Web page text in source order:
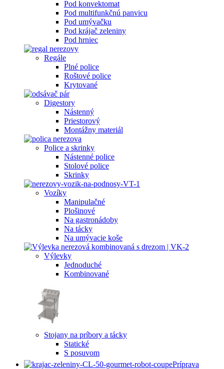
Pod konvektomat
Pod multifunkčnú panvicu
Pod umývačku
Pod krájač zeleniny
Pod hrniec
Regále
Plné police
Roštové police
Krytované
Digestory
Nástenný
Priestorový
Montážny materiál
Police a skrinky
Nástenné police
Stolové police
Skrinky
Vozíky
Manipulačné
Plošinové
Na gastronádoby
Na tácky
Na umývacie koše
Výlevky
Jednoduché
Kombinované
Stojany na príbory a tácky
Statické
S posuvom
Príprava